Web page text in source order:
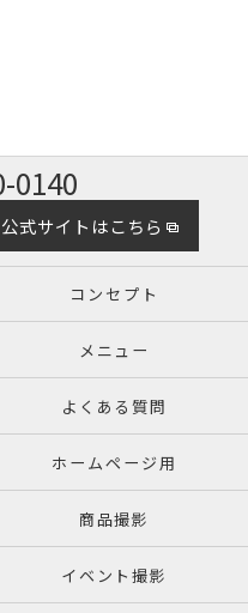
0140
公式サイトはこちら
コンセプト
メニュー
よくある質問
ホームページ用
商品撮影
イベント撮影